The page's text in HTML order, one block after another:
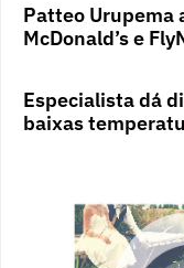
Patteo Urupema
McDonald’s e
Especialista dá
baixas